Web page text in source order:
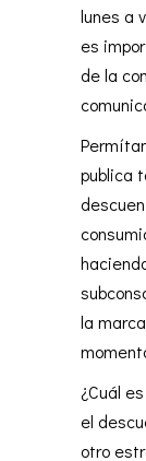
lunes a
es
de la
publica
la
¿Cuál
el
otro